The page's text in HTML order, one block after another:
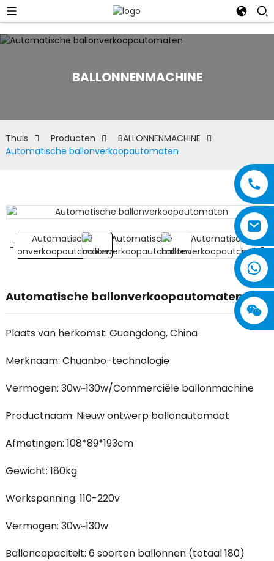
BALLONNENMACHINE
Thuis Producten
BALLONNENMACHINE
Automatische ballonverkoopautomaten
Automatische ballonverkoopautomaten
Plaats van herkomst: Guangdong, China
Merknaam: Chuanbo-technologie
Vermogen: 30w~130w/Commerciële ballonmachine
Productnaam: Nieuw ontwerp ballonautomaat
Afmetingen: 108*89*193cm
Gewicht: 180kg
Werkspanning: 110-220v
Vermogen: 30w~130w
Balloncapaciteit: 6 soorten ballonnen (totaal 180)